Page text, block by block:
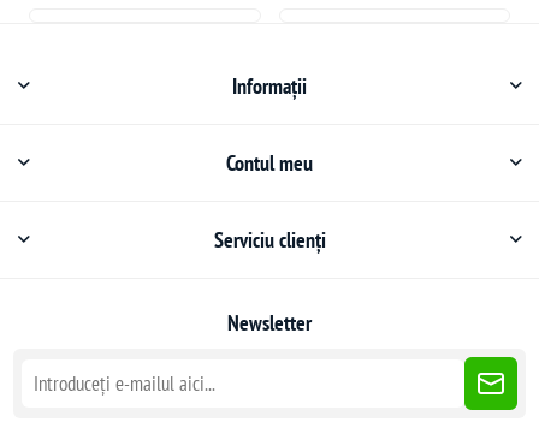
Informații
Contul meu
Serviciu clienți
Newsletter